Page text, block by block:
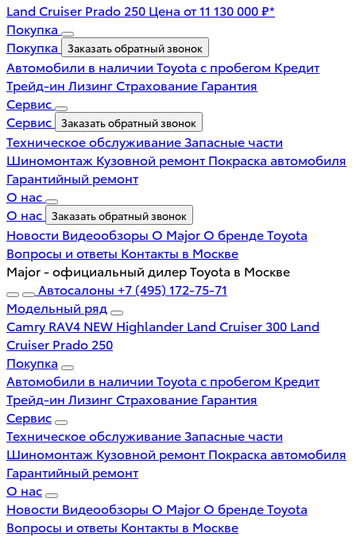
Land Cruiser Prado 250 Цена от 11 130 000 ₽*
Покупка
Покупка
Заказать обратный звонок
Автомобили в наличии Toyota с пробегом Кредит
Трейд-ин Лизинг Страхование Гарантия
Сервис
Сервис
Заказать обратный звонок
Техническое обслуживаниеЗапасные части
Шиномонтаж Кузовной ремонт Покраска автомобиля
Гарантийный ремонт
О нас
О нас
Заказать обратный звонок
Новости Видеообзоры О Major О бренде Toyota
Вопросы и ответы Контакты в Москве
Major - официальный дилер Toyota в Москве
Автосалоны +7 (495) 172-75-71
Модельный ряд
Camry RAV4 NEW Highlander Land Cruiser 300 Land
Cruiser Prado 250
Покупка
Автомобили в наличии Toyota с пробегом Кредит
Трейд-ин Лизинг Страхование Гарантия
Сервис
Техническое обслуживаниеЗапасные части
Шиномонтаж Кузовной ремонт Покраска автомобиля
Гарантийный ремонт
О нас
Новости Видеообзоры О Major О бренде Toyota
Вопросы и ответы Контакты в Москве